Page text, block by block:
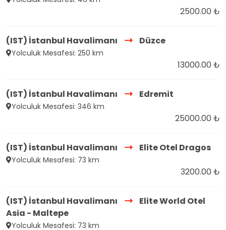
2500.00 ₺
(IST) İstanbul Havalimanı Düzce
Yolculuk Mesafesi: 250 km
13000.00 ₺
(IST) İstanbul Havalimanı Edremit
Yolculuk Mesafesi: 346 km
25000.00 ₺
(IST) İstanbul Havalimanı Elite Otel Dragos
Yolculuk Mesafesi: 73 km
3200.00 ₺
(IST) İstanbul Havalimanı
Elite World Otel
Asia - Maltepe
Yolculuk Mesafesi: 73 km